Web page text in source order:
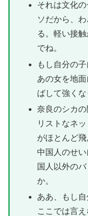
それは文化
ソだから、
る。軽い接
でね。
もし自分の
あの女を地
ばして強くな
奈良のシカ
リストなネ
がほとんど
中国人のせ
国人以外の
か。
ああ、もし自
ここでは言え